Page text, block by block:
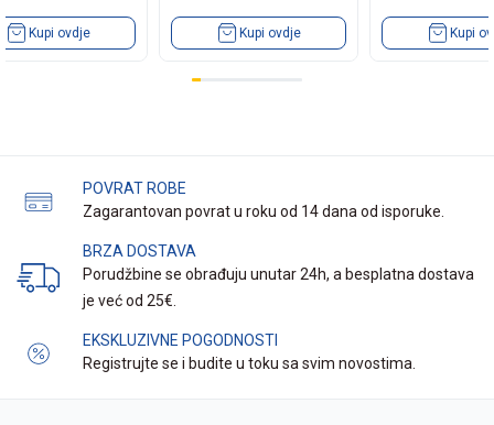
Kupi ovdje Kupi ovdje Kupi
POVRAT ROBE
Zagarantovan povrat u roku od 14 dana od isporuke.
BRZA DOSTAVA
Porudžbine se obrađuju unutar 24h, a besplatna dostava
je već od 25€.
EKSKLUZIVNE POGODNOSTI
Registrujte se i budite u toku sa svim novostima.